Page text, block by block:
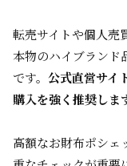
転売サイトや個人売
本物のハイブランド
です。 公式直営サイ
購入を強く推奨しま
高額なお財布ポシェ